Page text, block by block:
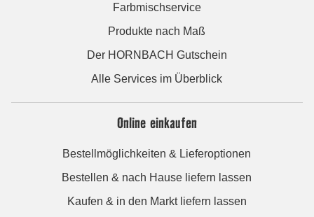
Farbmischservice
Produkte nach Maß
Der HORNBACH Gutschein
Alle Services im Überblick
Online einkaufen
Bestellmöglichkeiten & Lieferoptionen
Bestellen & nach Hause liefern lassen
Kaufen & in den Markt liefern lassen